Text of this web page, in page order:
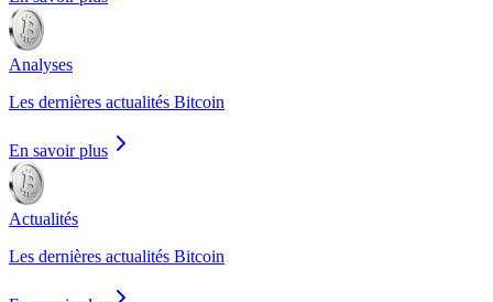
Analyses
Les dernières actualités Bitcoin
En savoir plus
Actualités
Les dernières actualités Bitcoin